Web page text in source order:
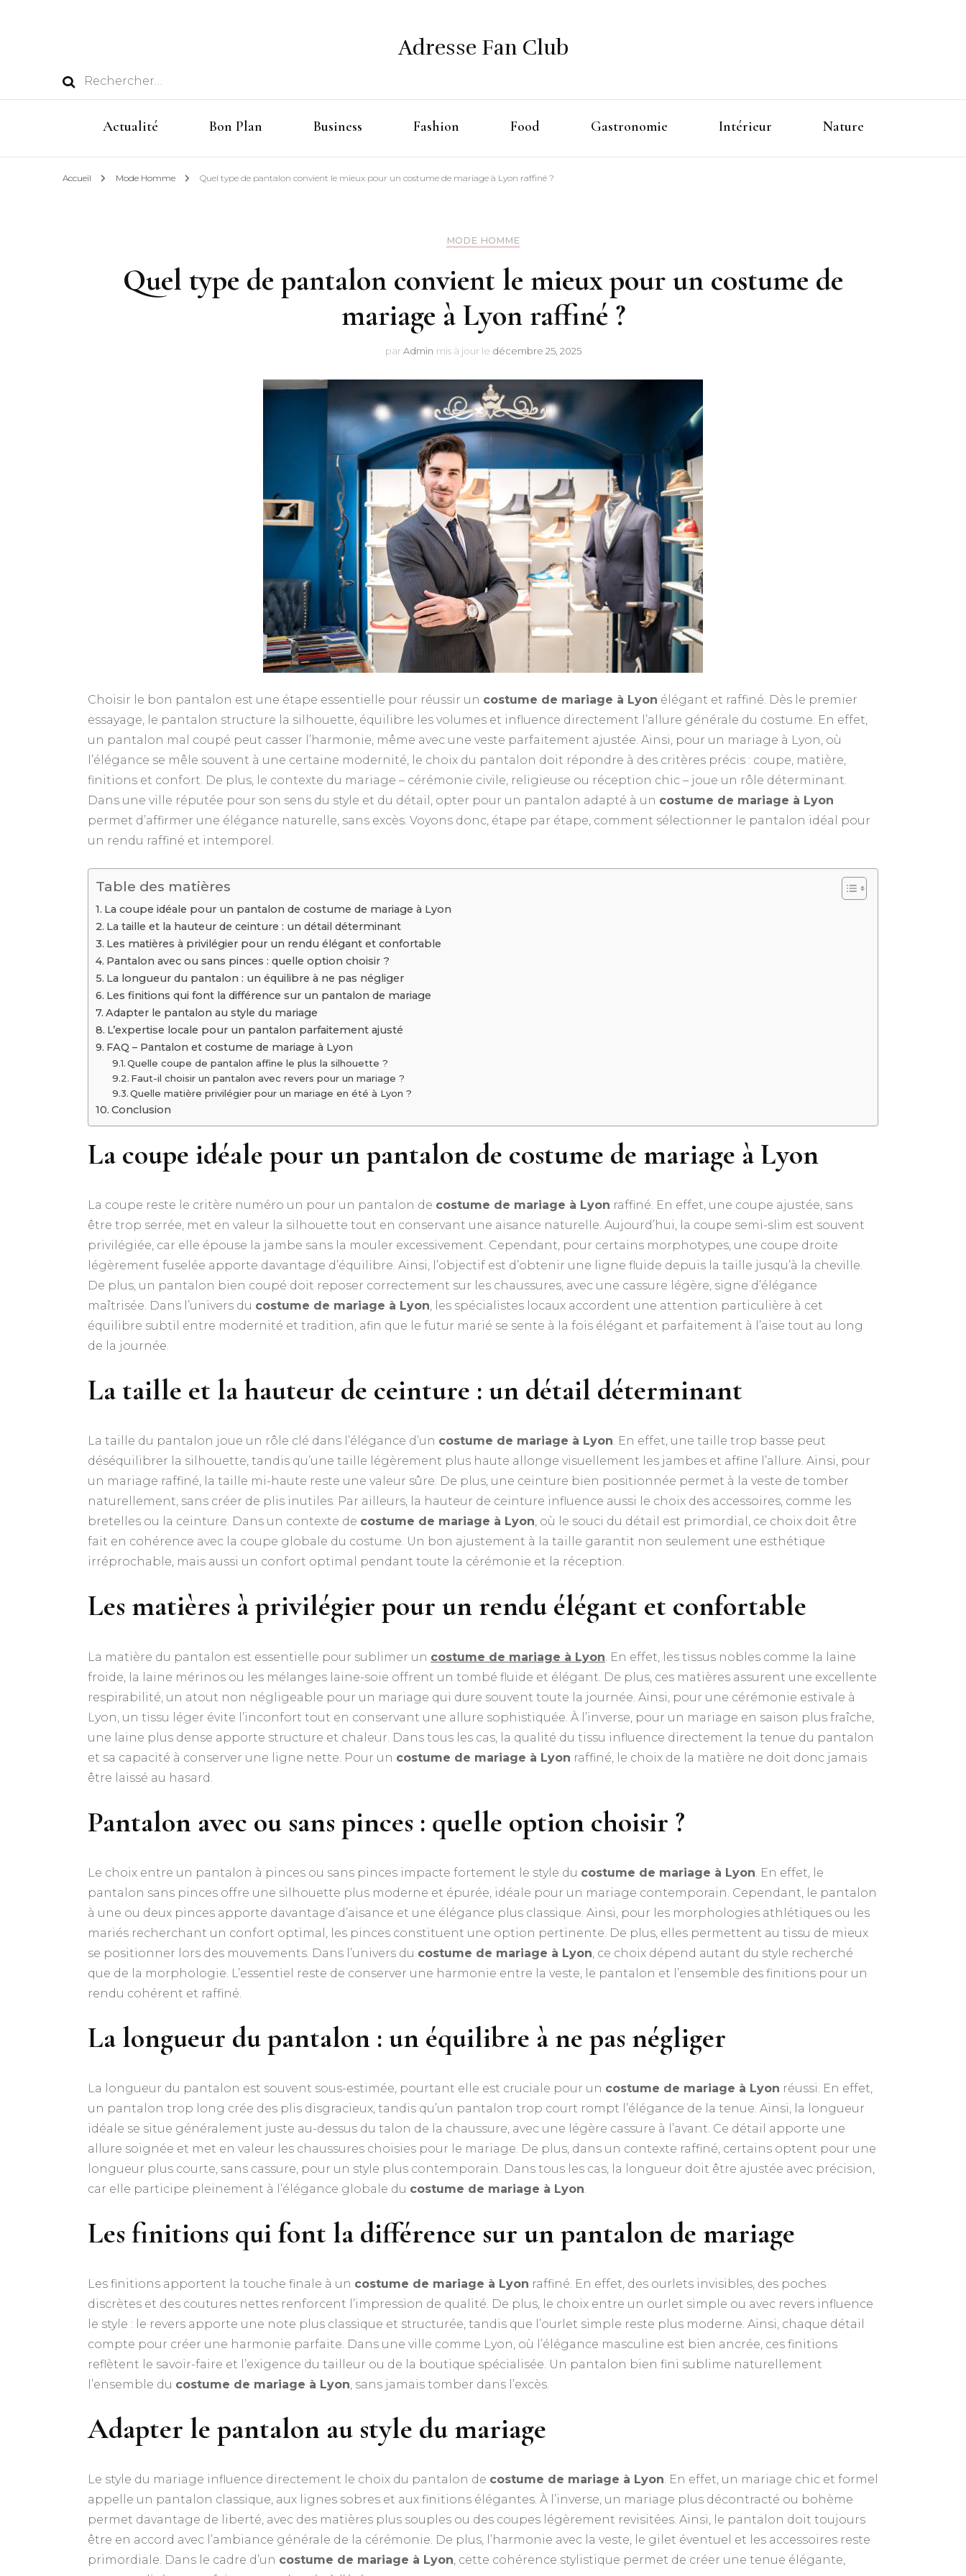
Rechercher :
Adresse Fan Club
Actualité Bon Plan Business Fashion Food Gastronomie Intérieur Nature
Accueil Mode Homme Quel type de pantalon convient le mieux pour un costume de mariage à Lyon raffiné ?
MODE HOMME
Quel type de pantalon convient le mieux pour un costume de
mariage à Lyon raffiné ?
par Admin mis à jour le décembre 25, 2025
Choisir le bon pantalon est une étape essentielle pour réussir un costume de mariage à Lyon élégant et raffiné. Dès le premier
essayage, le pantalon structure la silhouette, équilibre les volumes et influence directement l’allure générale du costume. En effet,
un pantalon mal coupé peut casser l’harmonie, même avec une veste parfaitement ajustée. Ainsi, pour un mariage à Lyon, où
l’élégance se mêle souvent à une certaine modernité, le choix du pantalon doit répondre à des critères précis : coupe, matière,
finitions et confort. De plus, le contexte du mariage – cérémonie civile, religieuse ou réception chic – joue un rôle déterminant.
Dans une ville réputée pour son sens du style et du détail, opter pour un pantalon adapté à un costume de mariage à Lyon
permet d’affirmer une élégance naturelle, sans excès. Voyons donc, étape par étape, comment sélectionner le pantalon idéal pour
un rendu raffiné et intemporel.
Table des matières
La coupe idéale pour un pantalon de costume de mariage à Lyon
La taille et la hauteur de ceinture : un détail déterminant
Les matières à privilégier pour un rendu élégant et confortable
Pantalon avec ou sans pinces : quelle option choisir ?
La longueur du pantalon : un équilibre à ne pas négliger
Les finitions qui font la différence sur un pantalon de mariage
Adapter le pantalon au style du mariage
L’expertise locale pour un pantalon parfaitement ajusté
FAQ – Pantalon et costume de mariage à Lyon
Quelle coupe de pantalon affine le plus la silhouette ?
Faut-il choisir un pantalon avec revers pour un mariage ?
Quelle matière privilégier pour un mariage en été à Lyon ?
Conclusion
La coupe idéale pour un pantalon de costume de mariage à Lyon
La coupe reste le critère numéro un pour un pantalon de costume de mariage à Lyon raffiné. En effet, une coupe ajustée, sans
être trop serrée, met en valeur la silhouette tout en conservant une aisance naturelle. Aujourd’hui, la coupe semi-slim est souvent
privilégiée, car elle épouse la jambe sans la mouler excessivement. Cependant, pour certains morphotypes, une coupe droite
légèrement fuselée apporte davantage d’équilibre. Ainsi, l’objectif est d’obtenir une ligne fluide depuis la taille jusqu’à la cheville.
De plus, un pantalon bien coupé doit reposer correctement sur les chaussures, avec une cassure légère, signe d’élégance
maîtrisée. Dans l’univers du costume de mariage à Lyon, les spécialistes locaux accordent une attention particulière à cet
équilibre subtil entre modernité et tradition, afin que le futur marié se sente à la fois élégant et parfaitement à l’aise tout au long
de la journée.
La taille et la hauteur de ceinture : un détail déterminant
La taille du pantalon joue un rôle clé dans l’élégance d’un costume de mariage à Lyon. En effet, une taille trop basse peut
déséquilibrer la silhouette, tandis qu’une taille légèrement plus haute allonge visuellement les jambes et affine l’allure. Ainsi, pour
un mariage raffiné, la taille mi-haute reste une valeur sûre. De plus, une ceinture bien positionnée permet à la veste de tomber
naturellement, sans créer de plis inutiles. Par ailleurs, la hauteur de ceinture influence aussi le choix des accessoires, comme les
bretelles ou la ceinture. Dans un contexte de costume de mariage à Lyon, où le souci du détail est primordial, ce choix doit être
fait en cohérence avec la coupe globale du costume. Un bon ajustement à la taille garantit non seulement une esthétique
irréprochable, mais aussi un confort optimal pendant toute la cérémonie et la réception.
Les matières à privilégier pour un rendu élégant et confortable
La matière du pantalon est essentielle pour sublimer un costume de mariage à Lyon . En effet, les tissus nobles comme la laine
froide, la laine mérinos ou les mélanges laine-soie offrent un tombé fluide et élégant. De plus, ces matières assurent une excellente
respirabilité, un atout non négligeable pour un mariage qui dure souvent toute la journée. Ainsi, pour une cérémonie estivale à
Lyon, un tissu léger évite l’inconfort tout en conservant une allure sophistiquée. À l’inverse, pour un mariage en saison plus fraîche,
une laine plus dense apporte structure et chaleur. Dans tous les cas, la qualité du tissu influence directement la tenue du pantalon
et sa capacité à conserver une ligne nette. Pour un costume de mariage à Lyon raffiné, le choix de la matière ne doit donc jamais
être laissé au hasard.
Pantalon avec ou sans pinces : quelle option choisir ?
Le choix entre un pantalon à pinces ou sans pinces impacte fortement le style du costume de mariage à Lyon . En effet, le
pantalon sans pinces offre une silhouette plus moderne et épurée, idéale pour un mariage contemporain. Cependant, le pantalon
à une ou deux pinces apporte davantage d’aisance et une élégance plus classique. Ainsi, pour les morphologies athlétiques ou les
mariés recherchant un confort optimal, les pinces constituent une option pertinente. De plus, elles permettent au tissu de mieux
se positionner lors des mouvements. Dans l’univers du costume de mariage à Lyon , ce choix dépend autant du style recherché
que de la morphologie. L’essentiel reste de conserver une harmonie entre la veste, le pantalon et l’ensemble des finitions pour un
rendu cohérent et raffiné.
La longueur du pantalon : un équilibre à ne pas négliger
La longueur du pantalon est souvent sous-estimée, pourtant elle est cruciale pour un costume de mariage à Lyon réussi. En effet,
un pantalon trop long crée des plis disgracieux, tandis qu’un pantalon trop court rompt l’élégance de la tenue. Ainsi, la longueur
idéale se situe généralement juste au-dessus du talon de la chaussure, avec une légère cassure à l’avant. Ce détail apporte une
allure soignée et met en valeur les chaussures choisies pour le mariage. De plus, dans un contexte raffiné, certains optent pour une
longueur plus courte, sans cassure, pour un style plus contemporain. Dans tous les cas, la longueur doit être ajustée avec précision,
car elle participe pleinement à l’élégance globale du costume de mariage à Lyon.
Les finitions qui font la différence sur un pantalon de mariage
Les finitions apportent la touche finale à un costume de mariage à Lyon raffiné. En effet, des ourlets invisibles, des poches
discrètes et des coutures nettes renforcent l’impression de qualité. De plus, le choix entre un ourlet simple ou avec revers influence
le style : le revers apporte une note plus classique et structurée, tandis que l’ourlet simple reste plus moderne. Ainsi, chaque détail
compte pour créer une harmonie parfaite. Dans une ville comme Lyon, où l’élégance masculine est bien ancrée, ces finitions
reflètent le savoir-faire et l’exigence du tailleur ou de la boutique spécialisée. Un pantalon bien fini sublime naturellement
l’ensemble du costume de mariage à Lyon, sans jamais tomber dans l’excès.
Adapter le pantalon au style du mariage
Le style du mariage influence directement le choix du pantalon de costume de mariage à Lyon. En effet, un mariage chic et formel
appelle un pantalon classique, aux lignes sobres et aux finitions élégantes. À l’inverse, un mariage plus décontracté ou bohème
permet davantage de liberté, avec des matières plus souples ou des coupes légèrement revisitées. Ainsi, le pantalon doit toujours
être en accord avec l’ambiance générale de la cérémonie. De plus, l’harmonie avec la veste, le gilet éventuel et les accessoires reste
primordiale. Dans le cadre d’un costume de mariage à Lyon, cette cohérence stylistique permet de créer une tenue élégante,